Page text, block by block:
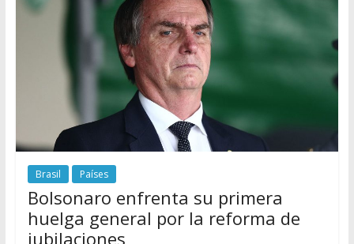
Brasil Países
Bolsonaro enfrenta su primera
huelga general por la reforma de
jubilaciones